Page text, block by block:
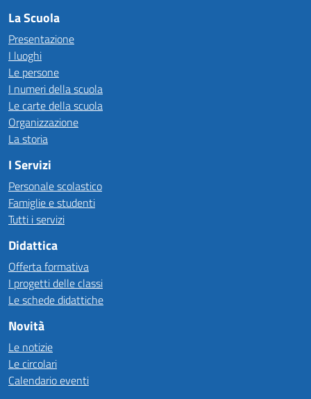
La Scuola
Presentazione
I luoghi
Le persone
I numeri della scuola
Le carte della scuola
Organizzazione
La storia
I Servizi
Personale scolastico
Famiglie e studenti
Tutti i servizi
Didattica
Offerta formativa
I progetti delle classi
Le schede didattiche
Novità
Le notizie
Le circolari
Calendario eventi